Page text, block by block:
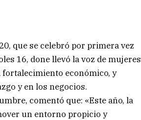
que se celebró por primera vez
16, done llevó la voz de mujeres
económico, y
y en los negocios.
comentó que: «Este año, la
un entorno propicio y